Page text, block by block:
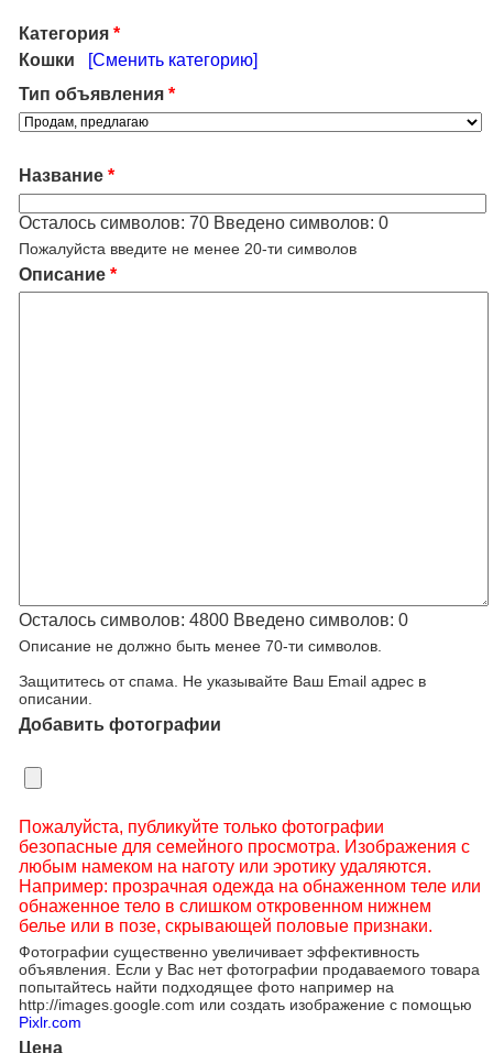
Категория *
Кошки
[Сменить категорию]
Тип объявления *
Название *
Осталось символов: 70 Введено символов: 0
Пожалуйста введите не менее 20-ти символов
Описание *
Осталось символов: 4800 Введено символов: 0
Описание не должно быть менее 70-ти символов.
Защититесь от спама. Не указывайте Ваш Email адрес в
описании.
Добавить фотографии
Пожалуйста, публикуйте только фотографии
безопасные для семейного просмотра. Изображения с
любым намеком на наготу или эротику удаляются.
Например: прозрачная одежда на обнаженном теле или
обнаженное тело в слишком откровенном нижнем
белье или в позе, скрывающей половые признаки.
Фотографии существенно увеличивает эффективность
объявления. Если у Вас нет фотографии продаваемого товара
попытайтесь найти подходящее фото например на
http://images.google.com или создать изображение с помощью
Pixlr.com
Цена